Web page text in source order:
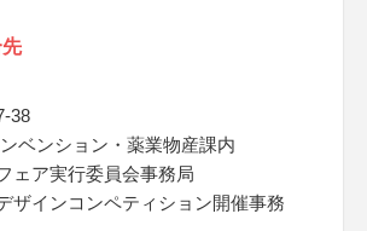
38
ベンション・薬業物産課内
ェア実行委員会事務局
ザインコンペティション開催事務